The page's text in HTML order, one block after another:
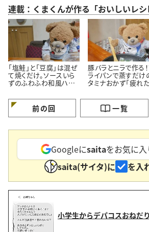
連載：くまくんが作る「おいしいレシ
「塩鮭」と「豆腐」は混ぜ
て焼くだけ。ソースいら
ずのふわふわ和風ハン
豚バラとニラで作る
ライパンで蒸すだけ
タミナおかず「疲れ
前の回 一覧
Googleにsaitaをお気に
saita(サイタ)に
を入
小学生からデパコスおねだ